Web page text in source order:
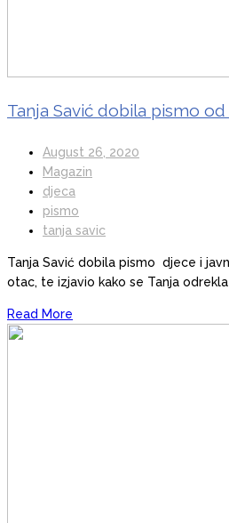
Tanja Savić dobila pismo
August 26, 2020
Magazin
djeca
pismo
tanja savic
Tanja Savić dobila pismo djece i
otac, te izjavio kako se Tanja
Read More